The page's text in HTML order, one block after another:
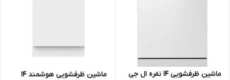
ماشین ظرفشویی 14 نفره ال جی
ماشین ظرفشویی هوشمند 14